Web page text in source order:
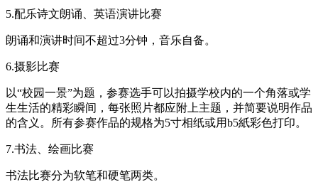
5.配乐诗文朗诵、英语演讲比赛
朗诵和演讲时间不超过3分钟，音乐自备。
6.摄影比赛
以“校园一景”为题，参赛选手可以拍摄学校内的一个角落或学
生生活的精彩瞬间，每张照片都应附上主题，并简要说明作品
的含义。所有参赛作品的规格为5寸相纸或用b5紙彩色打印。
7.书法、绘画比赛
书法比赛分为软笔和硬笔两类。